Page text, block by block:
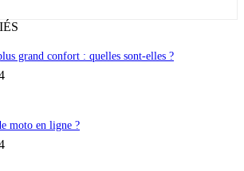
grand confort : quelles sont-elles ?
moto en ligne ?